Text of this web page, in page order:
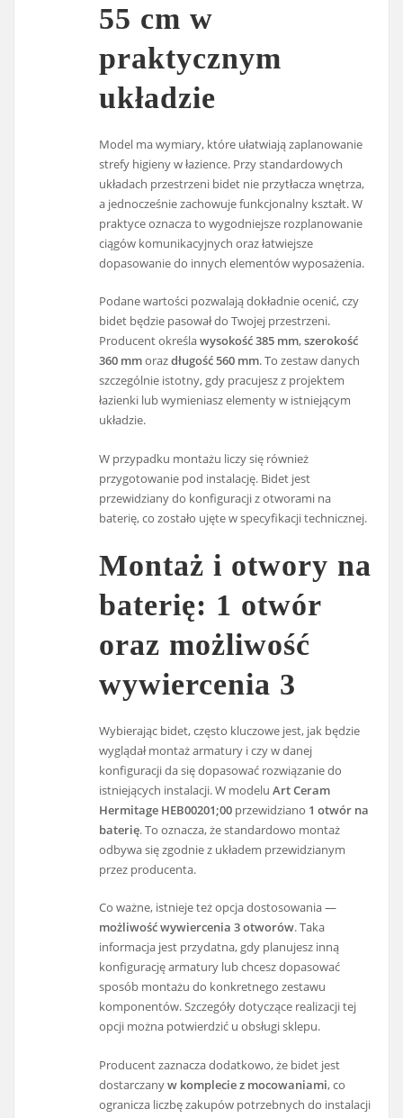
55 cm w
praktycznym
układzie
Model ma wymiary, które ułatwiają zaplanowanie
strefy higieny w łazience. Przy standardowych
układach przestrzeni bidet nie przytłacza wnętrza,
a jednocześnie zachowuje funkcjonalny kształt. W
praktyce oznacza to wygodniejsze rozplanowanie
ciągów komunikacyjnych oraz łatwiejsze
dopasowanie do innych elementów wyposażenia.
Podane wartości pozwalają dokładnie ocenić, czy
bidet będzie pasował do Twojej przestrzeni.
Producent określawysokość 385 mm,szerokość
360 mmorazdługość 560 mm. To zestaw danych
szczególnie istotny, gdy pracujesz z projektem
łazienki lub wymieniasz elementy w istniejącym
układzie.
W przypadku montażu liczy się również
przygotowanie pod instalację. Bidet jest
przewidziany do konfiguracji z otworami na
baterię, co zostało ujęte w specyfikacji technicznej.
Montaż i otwory na
baterię: 1 otwór
oraz możliwość
wywiercenia 3
Wybierając bidet, często kluczowe jest, jak będzie
wyglądał montaż armatury i czy w danej
konfiguracji da się dopasować rozwiązanie do
istniejących instalacji. W modeluArt Ceram
Hermitage HEB00201;00 przewidziano 1 otwór na
baterię. To oznacza, że standardowo montaż
odbywa się zgodnie z układem przewidzianym
przez producenta.
Co ważne, istnieje też opcja dostosowania —
możliwość wywiercenia 3 otworów. Taka
informacja jest przydatna, gdy planujesz inną
konfigurację armatury lub chcesz dopasować
sposób montażu do konkretnego zestawu
komponentów. Szczegóły dotyczące realizacji tej
opcji można potwierdzić u obsługi sklepu.
Producent zaznacza dodatkowo, że bidet jest
dostarczanyw komplecie z mocowaniami, co
ogranicza liczbę zakupów potrzebnych do instalacji